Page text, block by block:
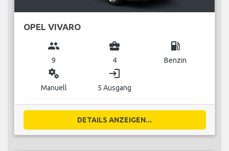
OPEL VIVARO
group
9
business_center
4
local_gas_station
Benzin
miscellaneous_services
Manuell
login
5 Ausgang
DETAILS ANZEIGEN...